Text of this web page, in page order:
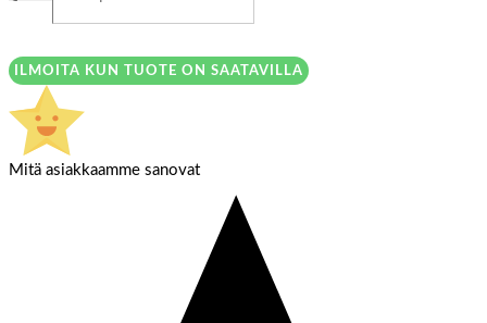
ILMOITA KUN TUOTE ON SAATAVILLA
Mitä asiakkaamme sanovat